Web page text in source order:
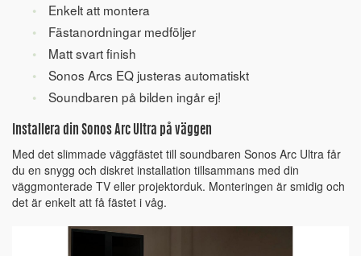
Enkelt att montera
Fästanordningar medföljer
Matt svart finish
Sonos Arcs EQ justeras automatiskt
Soundbaren på bilden ingår ej!
Installera din Sonos Arc Ultra på väggen
Med det slimmade väggfästet till soundbaren Sonos Arc Ultra får
du en snygg och diskret installation tillsammans med din
väggmonterade TV eller projektorduk. Monteringen är smidig och
det är enkelt att få fästet i våg.